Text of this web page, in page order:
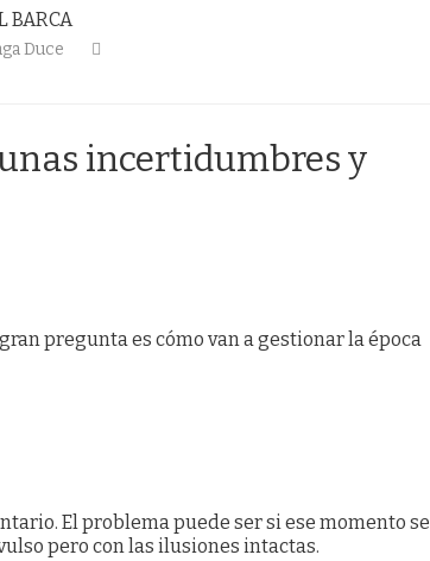
BARCA
Duce
incertidumbres y
pregunta es cómo van a gestionar la época
El problema puede ser si ese momento se
pero con las ilusiones intactas.